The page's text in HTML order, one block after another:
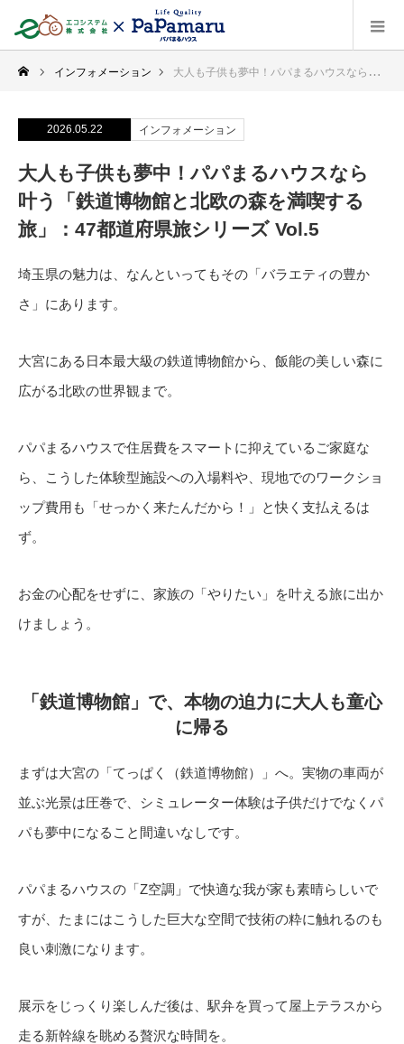
インフォメーション 大人も子供も夢中！パパまるハウスなら叶う「鉄道博物館と北欧の森を満喫する旅」：47都道府県旅シリーズ Vol.5
2026.05.22 インフォメーション
大人も子供も夢中！パパまるハウスなら
叶う「鉄道博物館と北欧の森を満喫する
旅」：47都道府県旅シリーズ Vol.5
埼玉県の魅力は、なんといってもその「バラエティの豊か
さ」にあります。
大宮にある日本最大級の鉄道博物館から、飯能の美しい森に
広がる北欧の世界観まで。
パパまるハウスで住居費をスマートに抑えているご家庭な
ら、こうした体験型施設への入場料や、現地でのワークショ
ップ費用も「せっかく来たんだから！」と快く支払えるは
ず。
お金の心配をせずに、家族の「やりたい」を叶える旅に出か
けましょう。
「鉄道博物館」で、本物の迫力に大人も童心
に帰る
まずは大宮の「てっぱく（鉄道博物館）」へ。実物の車両が
並ぶ光景は圧巻で、シミュレーター体験は子供だけでなくパ
パも夢中になること間違いなしです。
パパまるハウスの「Z空調」で快適な我が家も素晴らしいで
すが、たまにはこうした巨大な空間で技術の粋に触れるのも
良い刺激になります。
展示をじっくり楽しんだ後は、駅弁を買って屋上テラスから
走る新幹線を眺める贅沢な時間を。